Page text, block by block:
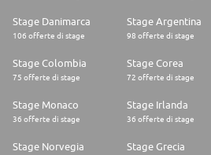
Stage Danimarca
106 offerte di stage
Stage Argentina
98 offerte di stage
Stage Colombia
75 offerte di stage
Stage Corea
72 offerte di stage
Stage Monaco
36 offerte di stage
Stage Irlanda
36 offerte di stage
Stage Norvegia Stage Grecia